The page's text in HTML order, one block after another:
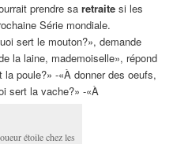
prendre sa retraitesi les
Série mondiale.
sert le mouton?», demande
la laine, mademoiselle», répond
la poule?» -«À donner des oeufs,
sert la vache?» -«À
étoile chez les